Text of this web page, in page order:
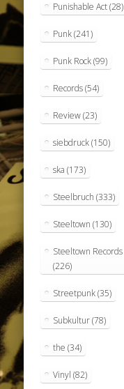
Punishable Act(28)
Punk(241)
Punk Rock(99)
Records(54)
Review(23)
siebdruck(150)
ska (173)
Steelbruch (333)
Steeltown (130)
Steeltown Records
(226)
Streetpunk(35)
Subkultur(78)
the (34)
Vinyl (82)